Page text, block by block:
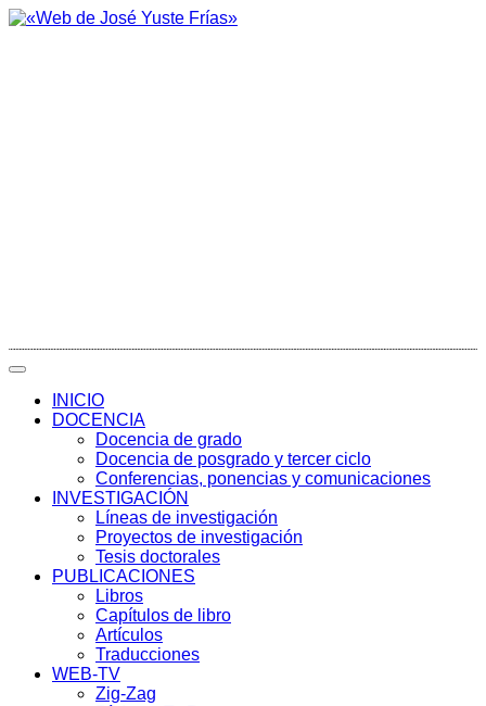
INICIO
DOCENCIA
Docencia de grado
Docencia de posgrado y tercer ciclo
Conferencias, ponencias y comunicaciones
INVESTIGACIÓN
Líneas de investigación
Proyectos de investigación
Tesis doctorales
PUBLICACIONES
Libros
Capítulos de libro
Artículos
Traducciones
WEB-TV
Zig-Zag